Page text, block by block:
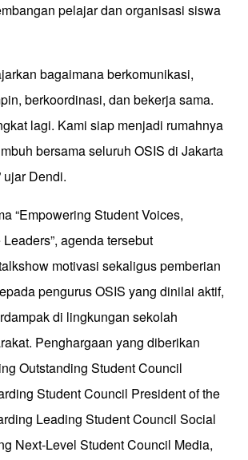
pelajar dan organisasi siswa
bagaimana berkomunikasi,
berkoordinasi, dan bekerja sama.
lagi. Kami siap menjadi rumahnya
bersama seluruh OSIS di Jakarta
ujar Dendi.
“Empowering Student Voices,
agenda tersebut
motivasi sekaligus pemberian
pengurus OSIS yang dinilai aktif,
di lingkungan sekolah
Penghargaan yang diberikan
Outstanding Student Council
Student Council President of the
Leading Student Council Social
Next-Level Student Council Media,